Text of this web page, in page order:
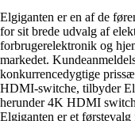
Elgiganten er en af de
for sit brede udvalg af
forbrugerelektronik og
markedet.
konkurrencedygtige
HDMI-switche, tilbyder
herunder 4K HDMI
Elgiganten er et